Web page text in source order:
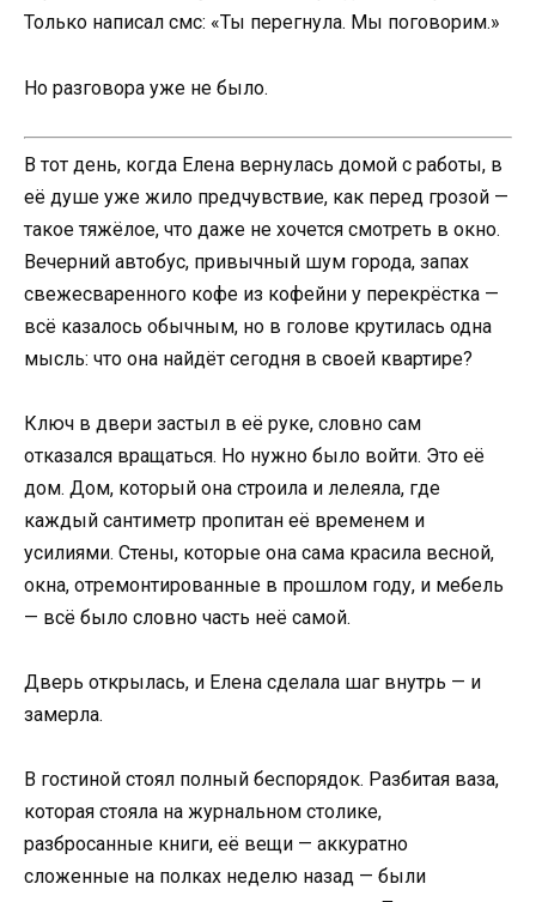
Только написал смс: «Ты перегнула. Мы поговорим.»
Но разговора уже не было.
В тот день, когда Елена вернулась домой с работы, в
её душе уже жило предчувствие, как перед грозой —
такое тяжёлое, что даже не хочется смотреть в окно.
Вечерний автобус, привычный шум города, запах
свежесваренного кофе из кофейни у перекрёстка —
всё казалось обычным, но в голове крутилась одна
мысль: что она найдёт сегодня в своей квартире?
Ключ в двери застыл в её руке, словно сам
отказался вращаться. Но нужно было войти. Это её
дом. Дом, который она строила и лелеяла, где
каждый сантиметр пропитан её временем и
усилиями. Стены, которые она сама красила весной,
окна, отремонтированные в прошлом году, и мебель
— всё было словно часть неё самой.
Дверь открылась, и Елена сделала шаг внутрь — и
замерла.
В гостиной стоял полный беспорядок. Разбитая ваза,
которая стояла на журнальном столике,
разбросанные книги, её вещи — аккуратно
сложенные на полках неделю назад — были